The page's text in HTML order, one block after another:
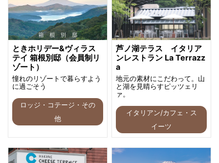
ときホリデー&ヴィラス
テイ 箱根別邸（会員制リ
ゾート）
憧れのリゾートで暮らすよう
に過ごそう
ロッジ・コテージ・その
他
芦ノ湖テラス イタリア
ンレストラン La Terrazz
a
地元の素材にこだわって。山
と湖を見晴らすピッツェリ
ァ。
イタリアン/カフェ・ス
イーツ